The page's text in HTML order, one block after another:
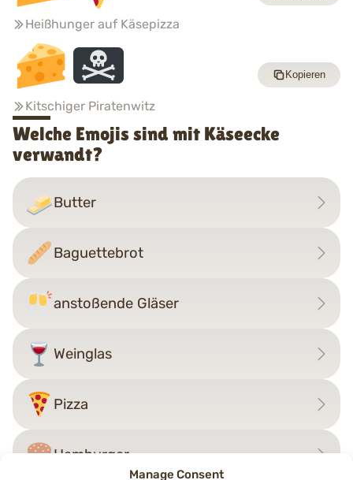
Manage Consent
Heißhunger auf Käsepizza
Kitschiger Piratenwitz
Kopieren
Welche Emojis sind mit Käseecke
verwandt?
Butter
Baguettebrot
anstoßende Gläser
Weinglas
Pizza
Hamburger